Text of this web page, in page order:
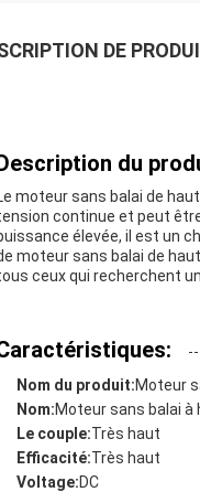
DE
du
moteur sans balai de
continue et peut
élevée, il est un
moteur sans balai de
ceux qui recherchent
Nom du produit:Moteur
Nom:Moteur sans balai
Le couple:Très haut
Efficacité:Très haut
Voltage:DC